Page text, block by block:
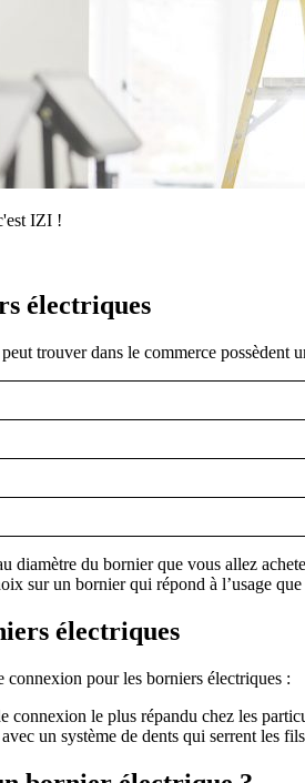
IZI !
électriques
trouver dans le commerce
diamètre du bornier que vous allez
sur un bornier qui répond à l’usage
électriques
pour les borniers électriques :
connexion le plus répandu chez les
avec un système de dents qui serrent les